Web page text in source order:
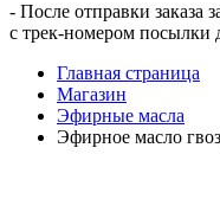
- После отправки заказа
с трек-номером посылки
Главная страница
Магазин
Эфирные масла
Эфирное масло